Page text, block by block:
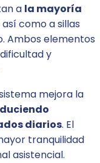
a la mayoría
así como a sillas
Ambos elementos
y
mejora la
diarios. El
tranquilidad
asistencial.